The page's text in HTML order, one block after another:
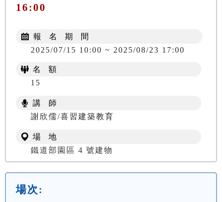
16:00
報 名 期 間
2025/07/15 10:00 ~ 2025/08/23 17:00
名 額
15
講 師
謝欣儒/喜習建築教育
場 地
鐵道部園區 4 號建物
場次: